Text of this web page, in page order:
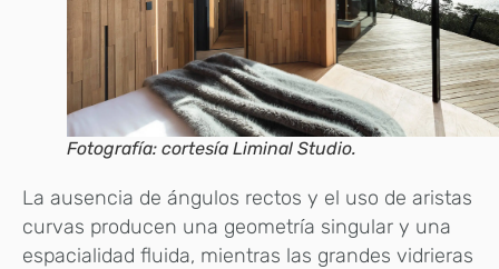
Fotografía: cortesía Liminal Studio.
La ausencia de ángulos rectos y el uso de aristas
curvas producen una geometría singular y una
espacialidad fluida, mientras las grandes vidrieras